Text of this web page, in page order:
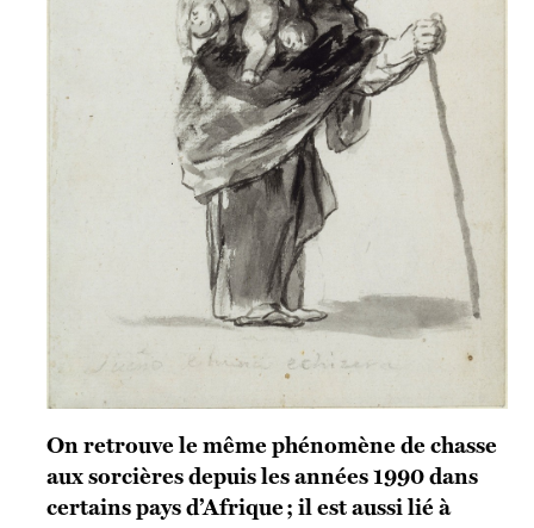
On retrouve le même phénomène de chasse
aux sorcières depuis les années 1990 dans
certains pays d’Afrique ; il est aussi lié à